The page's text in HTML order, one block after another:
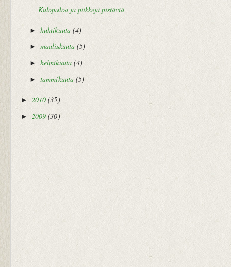
Kulopaloa ja piikkejä pistäviä
► huhtikuuta (4)
► maaliskuuta (5)
► helmikuuta (4)
► tammikuuta (5)
► 2010 (35)
► 2009 (30)